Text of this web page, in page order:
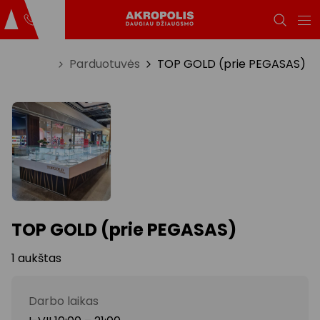
Parduotuvės TOP GOLD (prie PEGASAS)
TOP GOLD (prie PEGASAS)
1 aukštas
Darbo laikas